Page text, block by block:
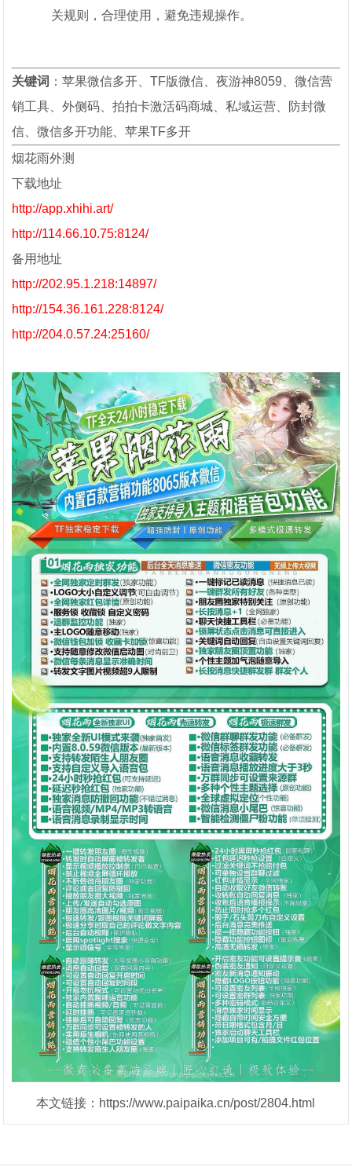
关规则，合理使用，避免违规操作。
关键词 ：苹果微信多开、TF版微信、夜游神8059、微信营
销工具、外侧码、拍拍卡激活码商城、私域运营、防封微
信、微信多开功能、苹果TF多开
烟花雨外测
下载地址
http://app.xhihi.art/
http://114.66.10.75:8124/
备用地址
http://202.95.1.218:14897/
http://154.36.161.228:8124/
http://204.0.57.24:25160/
本文链接：https://www.paipaika.cn/post/2804.html